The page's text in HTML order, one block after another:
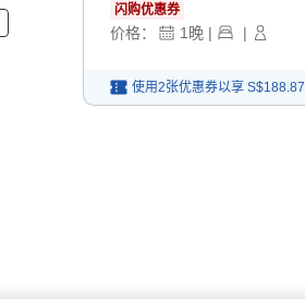
闪购优惠券
价格： 1晚 | |
使用2张优惠券以享 S$188.87